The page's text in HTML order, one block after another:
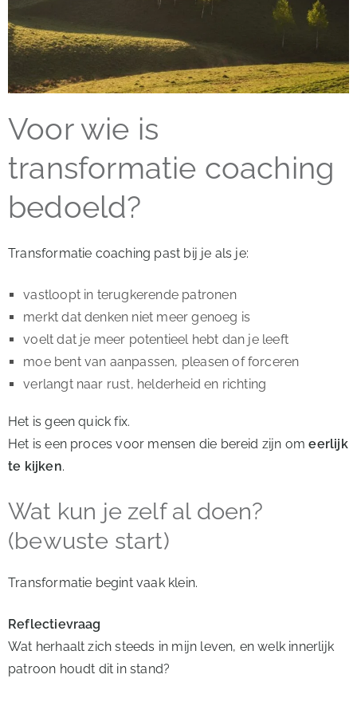
Voor wie is
transformatie coaching
bedoeld?
Transformatie coaching past bij je als je:
vastloopt in terugkerende patronen
merkt dat denken niet meer genoeg is
voelt dat je meer potentieel hebt dan je leeft
moe bent van aanpassen, pleasen of forceren
verlangt naar rust, helderheid en richting
Het is geen quick fix.
Het is een proces voor mensen die bereid zijn omeerlijk
te kijken.
Wat kun je zelf al doen?
(bewuste start)
Transformatie begint vaak klein.
Reflectievraag
Wat herhaalt zich steeds in mijn leven, en welk innerlijk
patroon houdt dit in stand?